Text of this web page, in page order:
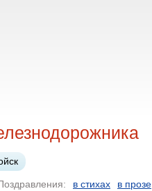
в стихах в прозе